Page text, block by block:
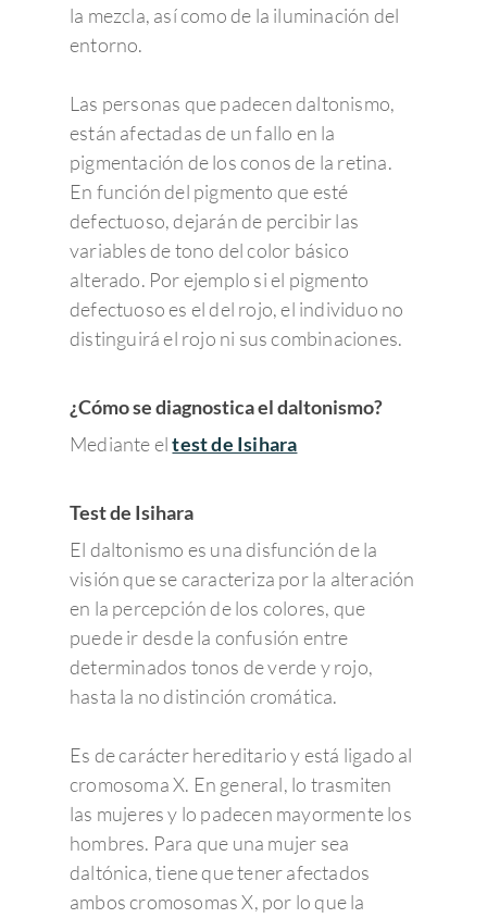
la mezcla, así como de la iluminación del
entorno.
Las personas que padecen daltonismo,
están afectadas de un fallo en la
pigmentación de los conos de la retina.
En función del pigmento que esté
defectuoso, dejarán de percibir las
variables de tono del color básico
alterado. Por ejemplo si el pigmento
defectuoso es el del rojo, el individuo no
distinguirá el rojo ni sus combinaciones.
¿Cómo se diagnostica el daltonismo?
Mediante eltest de Isihara
Test de Isihara
El daltonismo es una disfunción de la
visión que se caracteriza por la alteración
en la percepción de los colores, que
puede ir desde la confusión entre
determinados tonos de verde y rojo,
hasta la no distinción cromática.
Es de carácter hereditario y está ligado al
cromosoma X. En general, lo trasmiten
las mujeres y lo padecen mayormente los
hombres. Para que una mujer sea
daltónica, tiene que tener afectados
ambos cromosomas X, por lo que la